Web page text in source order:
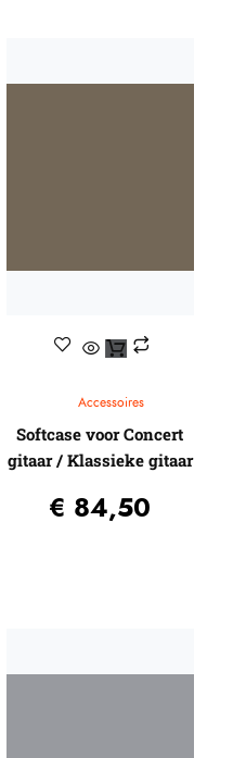
Accessoires
Softcase voor Concert
gitaar / Klassieke gitaar
€ 84,50